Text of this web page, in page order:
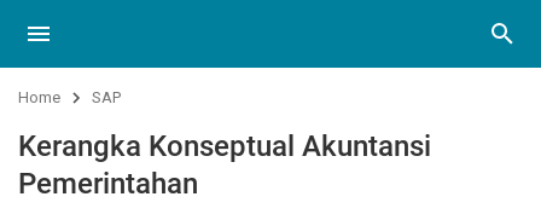
Home SAP
Kerangka Konseptual Akuntansi
Pemerintahan